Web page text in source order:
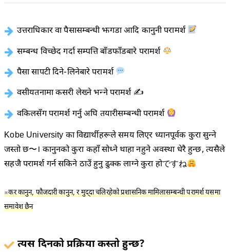
उत्तराधिकार वा पैसासम्बन्धी झगडा आदि कानुनी परामर्श
सम्बन्ध विच्छेद गर्दा सम्पत्ति बाँडफाँडबारे परामर्श
पैसा सापटी दिने-लिनेबारे परामर्श
वसीयतनामा कसरी लेख्ने भन्ने परामर्श ✍️
वकिलसँग परामर्श गर्नु अघि तयारीसम्बन्धी परामर्श
Kobe University का विद्यार्थीहरूले समय लिएर ध्यानपूर्वक कुरा सुन्ने
जस्तो छ〜। कानुनको कुरा कहाँ सोध्ने थाहा नहुने अवस्था धेरै हुन्छ, त्यसैले
सहजै परामर्श गर्न सकिने ठाउँ हुनु ढुक्क लाग्ने कुरा होですね
※कर कानुन, फौजदारी कानुन, र मुद्दा चलिरहेको प्रशासनिक मामिलासम्बन्धी परामर्श यसमा
समावेश छैन
त्यस दिनको प्रक्रिया कस्तो हुन्छ?